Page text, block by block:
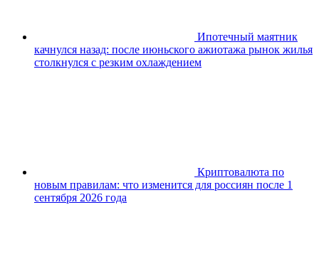
Ипотечный маятник
качнулся назад: после июньского ажиотажа рынок жилья
столкнулся с резким охлаждением
Криптовалюта по
новым правилам: что изменится для россиян после 1
сентября 2026 года